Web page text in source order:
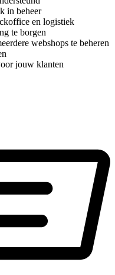
in beheer
en logistiek
te borgen
webshops te beheren
jouw klanten